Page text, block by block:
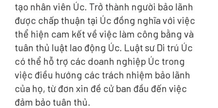
tạo nhân viên Úc. Trở thành người bảo lãnh
được chấp thuận tại Úc đồng nghĩa với việc
thể hiện cam kết về việc làm công bằng và
tuân thủ luật lao động Úc. Luật sư Di trú Úc
có thể hỗ trợ các doanh nghiệp Úc trong
việc điều hướng các trách nhiệm bảo lãnh
của họ, từ đơn xin đề cử ban đầu đến việc
đảm bảo tuân thủ.